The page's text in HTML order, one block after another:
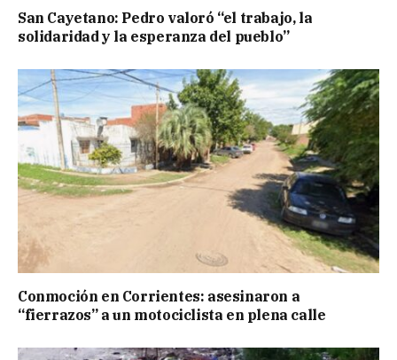
San Cayetano: Pedro valoró “el trabajo, la
solidaridad y la esperanza del pueblo”
Conmoción en Corrientes: asesinaron a
“fierrazos” a un motociclista en plena calle